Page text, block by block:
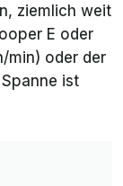
ziemlich weit
E oder
min) oder der
ist